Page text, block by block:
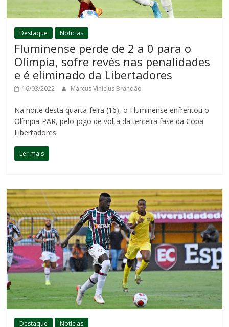
Destaque Notícias
Fluminense perde de 2 a 0 para o
Olímpia, sofre revés nas penalidades
e é eliminado da Libertadores
16/03/2022 Marcus Vinicius Brandão
Na noite desta quarta-feira (16), o Fluminense enfrentou o
Olímpia-PAR, pelo jogo de volta da terceira fase da Copa
Libertadores
Ler mais
Destaque Notícias